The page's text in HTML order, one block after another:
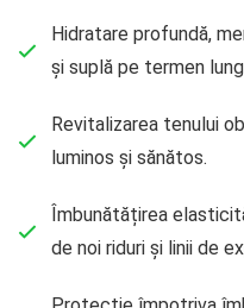
Hidratare profundă,
și suplă pe termen
Revitalizarea tenului
luminos și sănătos.
Îmbunătățirea
de noi riduri și linii de